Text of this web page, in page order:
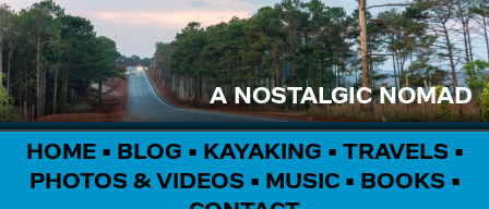
A NOSTALGIC NOMAD
HOME• BLOG • KAYAKING • TRAVELS •
PHOTOS & VIDEOS • MUSIC• BOOKS •